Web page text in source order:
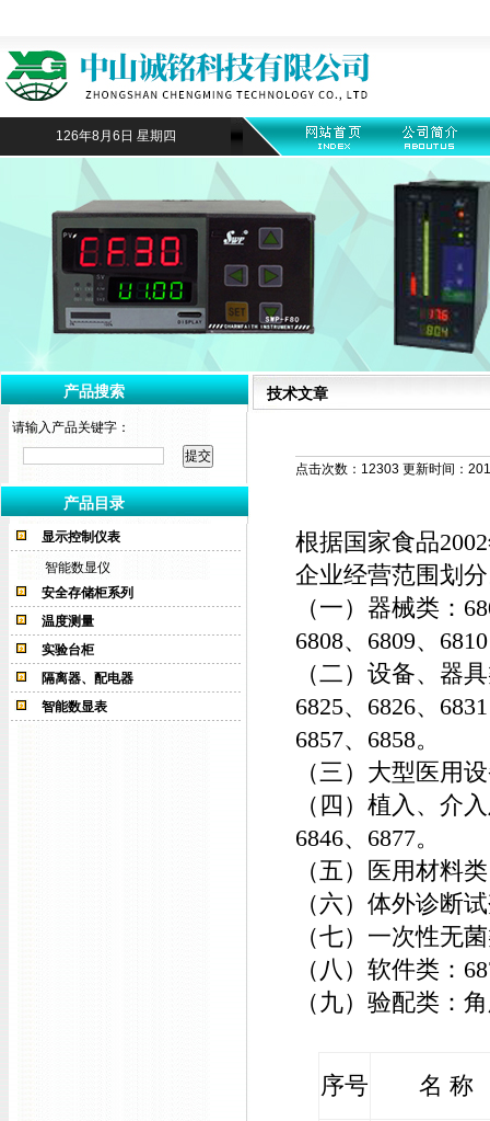
126年8月6日 星期四
产品搜索
请输入产品关键字：
产品目录
显示控制仪表
智能数显仪
安全存储柜系列
温度测量
实验台柜
隔离器、配电器
智能数显表
技术文章
点击次数：12303 更新时间：
根据国家食品
企业经营范围划
（一）器械类：
6808、6809、
（二）设备、器
6825、6826、
6857、6858。
（三）大型医用
（四）植入、介
6846、6877。
（五）医用材料
（六）体外诊断
（七）一次性无
（八）软件类：
（九）验配类：
序号 名 称